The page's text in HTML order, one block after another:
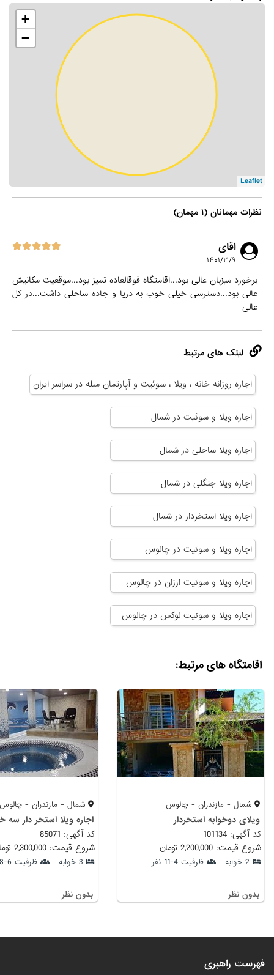
+
−
Leaflet
نظرات مهمانان (۱ مهمان)
اقای
۱۴۰۱/۳/۹
برخورد میزبان عالی بود...اقامتگاه فوقالعاده تمیز بود...موقعیت مکانیش
عالی بود...دسترسی خیلی خوب به دریا و جاده ساحلی داشت...در کل
عالی
لینک های مرتبط
اجاره روزانه خانه ، ویلا ، سوئیت و آپارتمان مبله در سراسر ایران
اجاره ویلا و سوئیت در شمال
اجاره ویلا ساحلی در شمال
اجاره ویلا جنگلی در شمال
اجاره ویلا استخردار در شمال
اجاره ویلا و سوئیت در چالوس
اجاره ویلا و سوئیت ارزان در چالوس
اجاره ویلا و سوئیت لوکس در چالوس
اقامتگاه های مرتبط:
شمال - مازندران - چالوس
ویلای دوخوابه استخردار
کد آگهی: 101134
شروع قیمت: 2,200,000 تومان
2 خوابه ظرفیت 4-11 نفر
بدون نظر
شمال - مازندران - چالوس
کد آگهی: 85071
شروع قیمت: 2,300,000 تومان
3 خوابه ظرفیت 6-8 نفر
بدون نظر
فهرست راهبری